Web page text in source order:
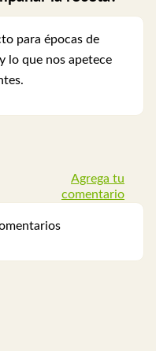
para épocas de
lo que nos apetece
Agrega tu
comentario